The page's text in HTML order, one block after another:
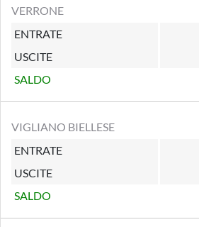
VERRONE
ENTRATE
USCITE
SALDO
VIGLIANO BIELLESE
ENTRATE
USCITE
SALDO